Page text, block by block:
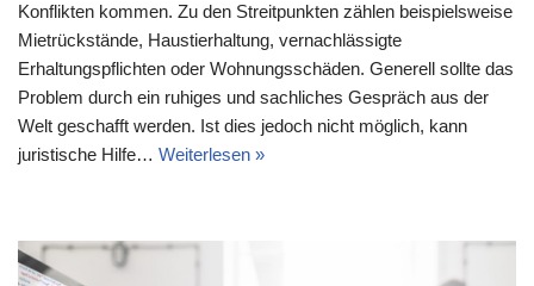
Konflikten kommen. Zu den Streitpunkten zählen beispielsweise
Mietrückstände, Haustierhaltung, vernachlässigte
Erhaltungspflichten oder Wohnungsschäden. Generell sollte das
Problem durch ein ruhiges und sachliches Gespräch aus der
Welt geschafft werden. Ist dies jedoch nicht möglich, kann
juristische Hilfe… Weiterlesen »